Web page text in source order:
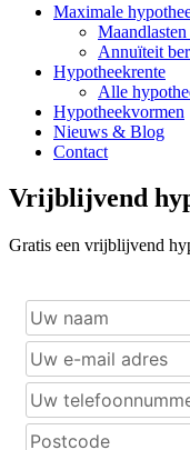
Maximale
Annuïteit
Hypotheekrente
Alle
Hypotheekvormen
Nieuws & Blog
Contact
Vrijblijvend
Gratis een vrijblijvend